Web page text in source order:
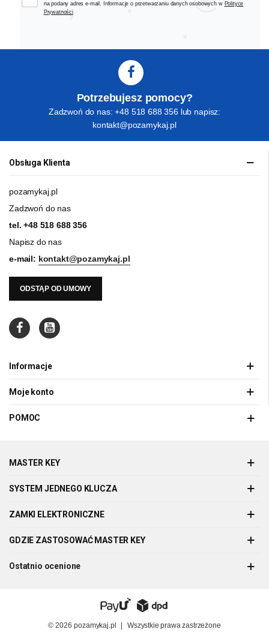
na podany adres e-mail. Informacje o przetwarzaniu danych osobowych w Polityce
Prywatności
Potrzebujesz pomocy?
Zadzwoń do nas: +48 518 688 356 lub napisz:
kontakt@pozamykaj.pl
Obsługa Klienta
pozamykaj.pl
Zadzwoń do nas
tel.+48 518 688 356
Napisz do nas
e-mail: kontakt@pozamykaj.pl
ODSTĄP OD UMOWY
Informacje
Moje konto
POMOC
MASTER KEY
SYSTEM JEDNEGO KLUCZA
ZAMKI ELEKTRONICZNE
GDZIE ZASTOSOWAĆ MASTER KEY
Ostatnio ocenione
© 2026 pozamykaj.pl Wszystkie prawa zastrzeżone